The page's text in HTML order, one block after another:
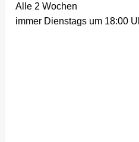
Alle 2 Wochen
immer Dienstags um 18:00